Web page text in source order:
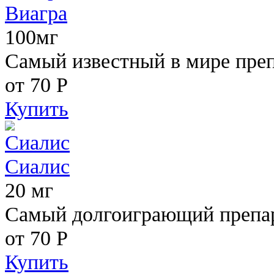
Виагра
100мг
Самый известный в мире
от 70 Р
Купить
Сиалис
20 мг
Самый долгоиграющий
от 70 Р
Купить